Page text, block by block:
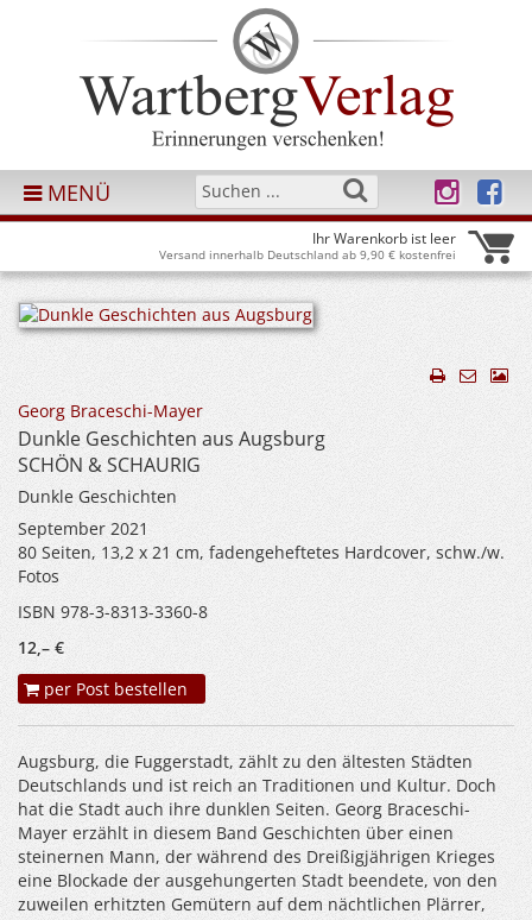
MENÜ
Ihr Warenkorb ist leer
Versand innerhalb Deutschland ab 9,90 € kostenfrei
Georg Braceschi-Mayer
Dunkle Geschichten aus Augsburg
SCHÖN & SCHAURIG
Dunkle Geschichten
September 2021
80 Seiten, 13,2 x 21 cm, fadengeheftetes Hardcover, schw./w.
Fotos
ISBN 978-3-8313-3360-8
12,– €
per Post bestellen
Augsburg, die Fuggerstadt, zählt zu den ältesten Städten
Deutschlands und ist reich an Traditionen und Kultur. Doch
hat die Stadt auch ihre dunklen Seiten. Georg Braceschi-
Mayer erzählt in diesem Band Geschichten über einen
steinernen Mann, der während des Dreißigjährigen Krieges
eine Blockade der ausgehungerten Stadt beendete, von den
zuweilen erhitzten Gemütern auf dem nächtlichen Plärrer,